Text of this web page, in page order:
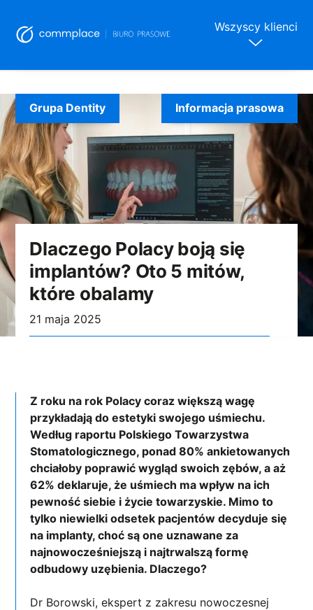
to
content
Wszyscy klienci
Dlaczego Polacy boją się
implantów? Oto 5 mitów,
które obalamy
21 maja 2025
Grupa Dentity Informacja prasowa
Z roku na rok Polacy coraz większą wagę
przykładają do estetyki swojego uśmiechu.
Według raportu Polskiego Towarzystwa
Stomatologicznego, ponad 80% ankietowanych
chciałoby poprawić wygląd swoich zębów, a aż
62% deklaruje, że uśmiech ma wpływ na ich
pewność siebie i życie towarzyskie. Mimo to
tylko niewielki odsetek pacjentów decyduje się
na implanty, choć są one uznawane za
najnowocześniejszą i najtrwalszą formę
odbudowy uzębienia. Dlaczego?
Dr Borowski, ekspert z zakresu nowoczesnej